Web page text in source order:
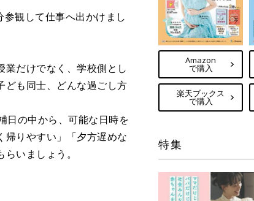
観して仕事へ出かけまし
だけでなく、学校側とし
ども同士、どんな過ごし方
日の中から、可能な日時を
帰りやすい」「夕方遅めな
いましょう。
Amazon
で購入
楽天ブックス
で購入
特集